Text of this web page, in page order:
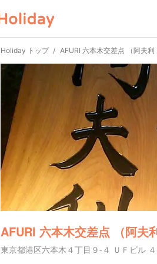
Holiday トップ AFURI 六本木交差点 （阿夫利
AFURI 六本木交差点 （阿夫
東京都港区六本木４丁目９-４ ＵＦビル